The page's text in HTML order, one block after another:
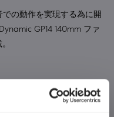
の動作を実現する為に開
GP14 140mm ファ